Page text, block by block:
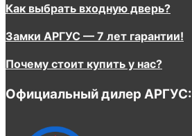
Как выбрать входную дверь?
Замки АРГУС — 7 лет гарантии!
Почему стоит купить у нас?
Официальный дилер АРГУС: